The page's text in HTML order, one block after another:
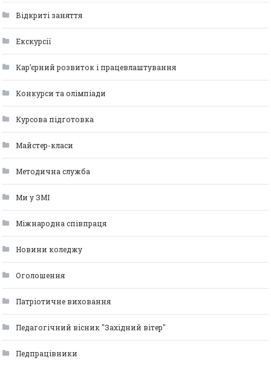
Відкриті заняття
Екскурсії
Кар’єрний розвиток і працевлаштування
Конкурси та олімпіади
Курсова підготовка
Майстер-класи
Методична служба
Ми у ЗМІ
Міжнародна співпраця
Новини коледжу
Оголошення
Патріотичне виховання
Педагогічний вісник "Західний вітер"
Педпрацівники